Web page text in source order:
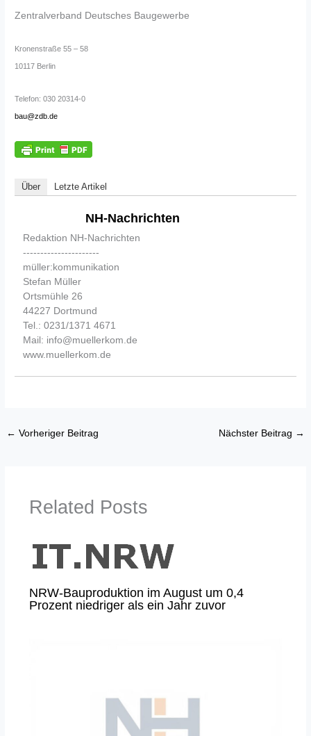
Zentralverband Deutsches Baugewerbe
Kronenstraße 55 – 58
10117 Berlin
Telefon: 030 20314-0
bau@zdb.de
Über Letzte Artikel
NH-Nachrichten
Redaktion NH-Nachrichten
----------------------
müller:kommunikation
Stefan Müller
Ortsmühle 26
44227 Dortmund
Tel.: 0231/1371 4671
Mail: info@muellerkom.de
www.muellerkom.de
← Vorheriger Beitrag Nächster Beitrag →
Related Posts
NRW-Bauproduktion im August um 0,4
Prozent niedriger als ein Jahr zuvor